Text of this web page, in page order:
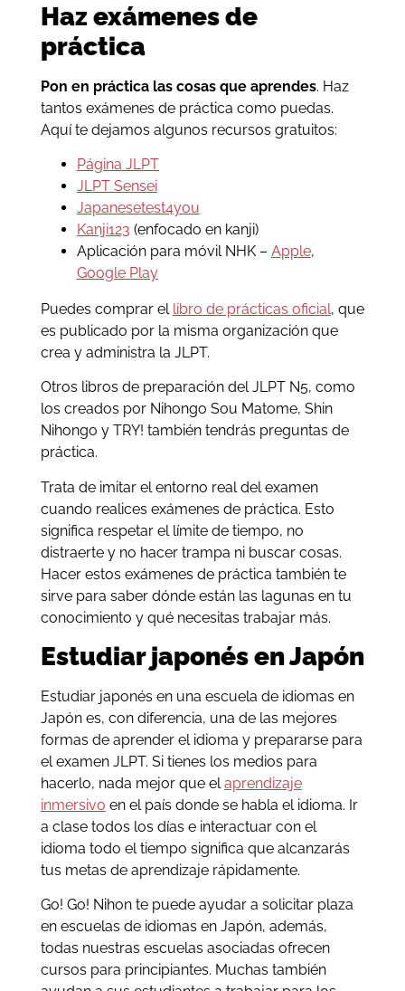
Haz exámenes de
práctica
Pon en práctica las cosas que aprendes. Haz
tantos exámenes de práctica como puedas.
Aquí te dejamos algunos recursos gratuitos:
Página JLPT
JLPT Sensei
Japanesetest4you
Kanji123 (enfocado en kanji)
Aplicación para móvil NHK – Apple,
Google Play
Puedes comprar el libro de prácticas oficial, que
es publicado por la misma organización que
crea y administra la JLPT.
Otros libros de preparación del JLPT N5, como
los creados por Nihongo Sou Matome, Shin
Nihongo y TRY! también tendrás preguntas de
práctica.
Trata de imitar el entorno real del examen
cuando realices exámenes de práctica. Esto
significa respetar el límite de tiempo, no
distraerte y no hacer trampa ni buscar cosas.
Hacer estos exámenes de práctica también te
sirve para saber dónde están las lagunas en tu
conocimiento y qué necesitas trabajar más.
Estudiar japonés en Japón
Estudiar japonés en una escuela de idiomas en
Japón es, con diferencia, una de las mejores
formas de aprender el idioma y prepararse para
el examen JLPT. Si tienes los medios para
hacerlo, nada mejor que elaprendizaje
inmersivo en el país donde se habla el idioma. Ir
a clase todos los días e interactuar con el
idioma todo el tiempo significa que alcanzarás
tus metas de aprendizaje rápidamente.
Go! Go! Nihon te puede ayudar a solicitar plaza
en escuelas de idiomas en Japón, además,
todas nuestras escuelas asociadas ofrecen
cursos para principiantes. Muchas también